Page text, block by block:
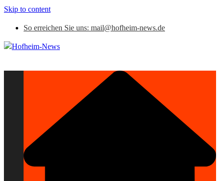
Skip to content
So erreichen Sie uns: mail@hofheim-news.de